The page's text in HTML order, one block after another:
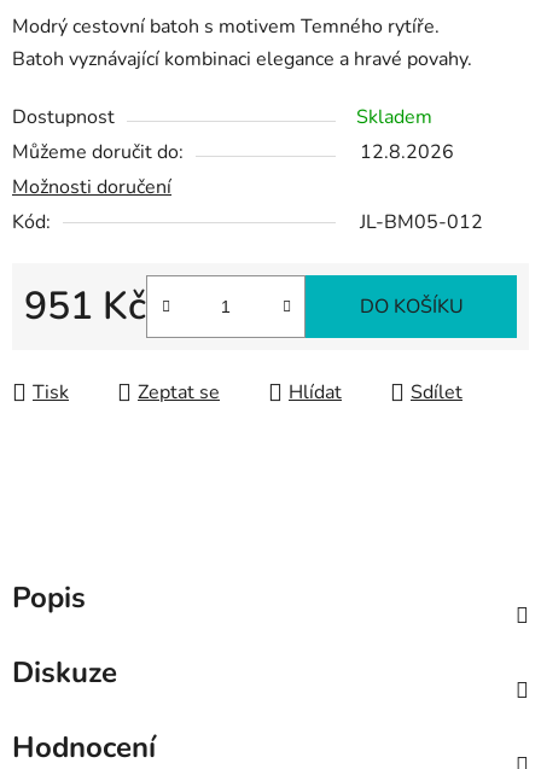
Modrý cestovní batoh s motivem Temného rytíře.
Batoh vyznávající kombinaci elegance a hravé povahy.
Dostupnost
Skladem
Můžeme doručit do:
12.8.2026
Možnosti doručení
Kód:
JL-BM05-012
951 Kč DO KOŠÍKU
Tisk Zeptat se Hlídat Sdílet
Popis
Diskuze
Hodnocení